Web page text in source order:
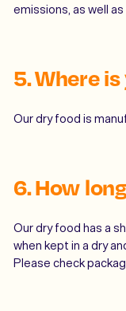
emissions, as well
5.Where
Our dry food is
6. How
Our dry food has a
when kept in a dry
Please check